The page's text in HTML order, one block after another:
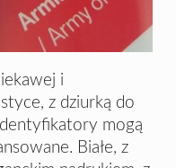
i
z dziurką do
mogą
Białe, z